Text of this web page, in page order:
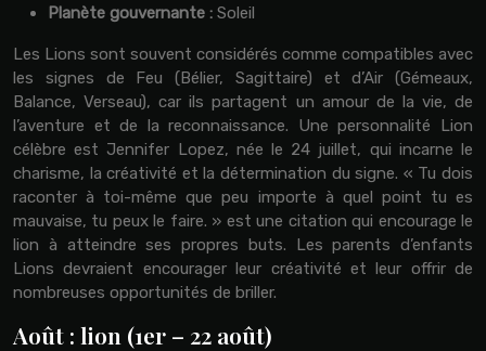
Planète gouvernante : Soleil
Les Lions sont souvent considérés comme compatibles avec
les signes de Feu (Bélier, Sagittaire) et d’Air (Gémeaux,
Balance, Verseau), car ils partagent un amour de la vie, de
l’aventure et de la reconnaissance. Une personnalité Lion
célèbre est Jennifer Lopez, née le 24 juillet, qui incarne le
charisme, la créativité et la détermination du signe. « Tu dois
raconter à toi-même que peu importe à quel point tu es
mauvaise, tu peux le faire. » est une citation qui encourage le
lion à atteindre ses propres buts. Les parents d’enfants
Lions devraient encourager leur créativité et leur offrir de
nombreuses opportunités de briller.
Août : lion (1er – 22 août)